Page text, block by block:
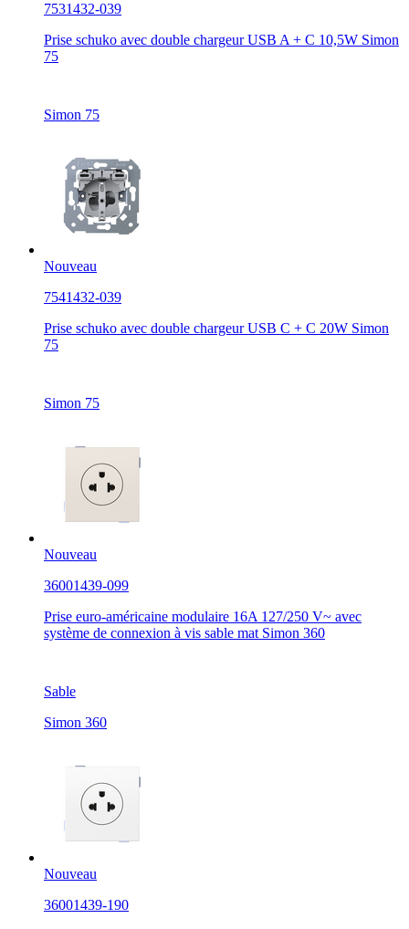
7531432-039
Prise schuko avec double chargeur USB A + C 10,5W Simon
75
Simon 75
Nouveau
7541432-039
Prise schuko avec double chargeur USB C + C 20W Simon
75
Simon 75
Nouveau
36001439-099
Prise euro-américaine modulaire 16A 127/250 V~ avec
système de connexion à vis sable mat Simon 360
Sable
Simon 360
Nouveau
36001439-190